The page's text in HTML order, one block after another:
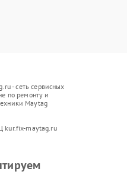
- сеть сервисных
по ремонту и
Maytag
maytag.ru